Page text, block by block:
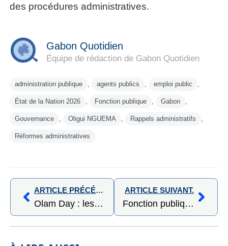
des procédures administratives.
Gabon Quotidien
Équipe de rédaction de Gabon Quotidien
administration publique agents publics emploi public
État de la Nation 2026 Fonction publique Gabon
Gouvernance Oligui NGUEMA Rappels administratifs
Réformes administratives
ARTICLE PRÉCÉDENT,
Olam Day : les élèves du Lycée de la Libération d’Angom découvrent les métiers de l’agro-industrie à Awala
ARTICLE SUIVANT.
Fonction publique : plus de 60 000 situations administratives régularisées au Gabon